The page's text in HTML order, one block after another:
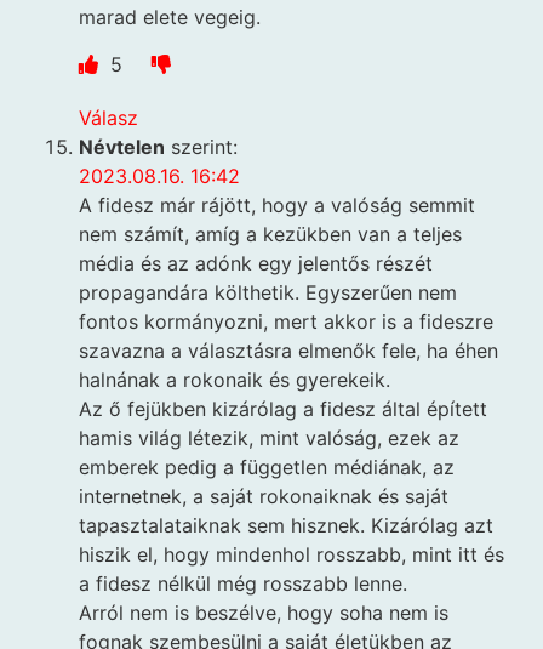
marad elete vegeig.
5
Válasz
Névtelen szerint:
2023.08.16. 16:42
A fidesz már rájött, hogy a valóság semmit
nem számít, amíg a kezükben van a teljes
média és az adónk egy jelentős részét
propagandára költhetik. Egyszerűen nem
fontos kormányozni, mert akkor is a fideszre
szavazna a választásra elmenők fele, ha éhen
halnának a rokonaik és gyerekeik.
Az ő fejükben kizárólag a fidesz által épített
hamis világ létezik, mint valóság, ezek az
emberek pedig a független médiának, az
internetnek, a saját rokonaiknak és saját
tapasztalataiknak sem hisznek. Kizárólag azt
hiszik el, hogy mindenhol rosszabb, mint itt és
a fidesz nélkül még rosszabb lenne.
Arról nem is beszélve, hogy soha nem is
fognak szembesülni a saját életükben az